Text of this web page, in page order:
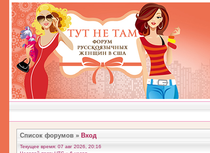
Список форумов » Вход
Текущее время: 07 авг 2026, 20:16